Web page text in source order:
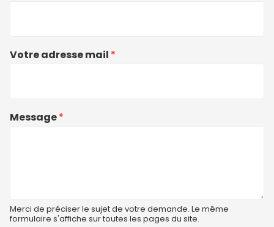
Votre adresse mail *
Message*
Merci de préciser le sujet de votre demande. Le même
formulaire s'affiche sur toutes les pages du site.